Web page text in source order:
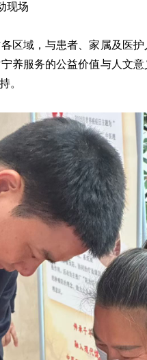
现场
区域，与患者、家属及医
养服务的公益价值与人文
。